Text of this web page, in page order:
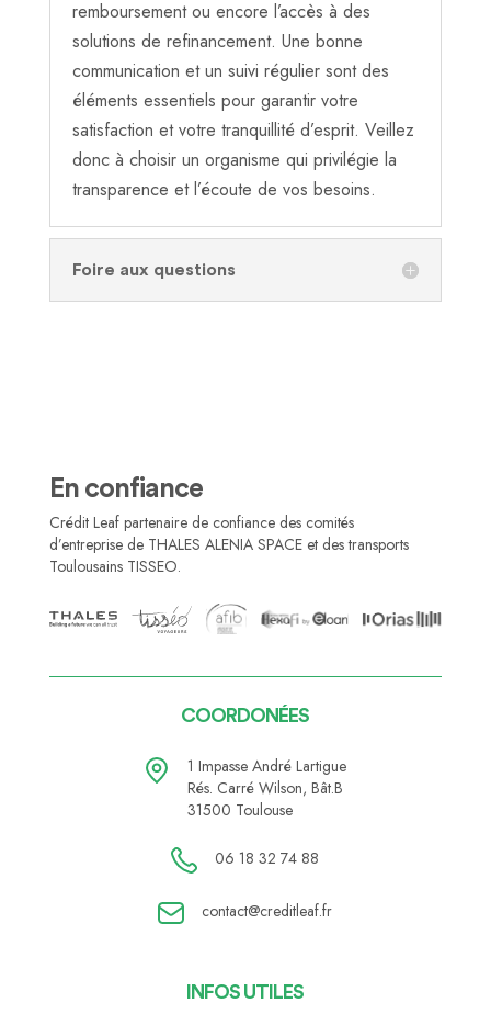
remboursement ou encore l’accès à des
solutions de refinancement. Une bonne
communication et un suivi régulier sont des
éléments essentiels pour garantir votre
satisfaction et votre tranquillité d’esprit. Veillez
donc à choisir un organisme qui privilégie la
transparence et l’écoute de vos besoins.
Foire aux questions
En confiance
Crédit Leaf partenaire de confiance des comités
d’entreprise de THALES ALENIA SPACE et des transports
Toulousains TISSEO.
COORDONÉES
1 Impasse André Lartigue
Rés. Carré Wilson, Bât.B
31500 Toulouse
06 18 32 74 88
contact@creditleaf.fr
INFOS UTILES